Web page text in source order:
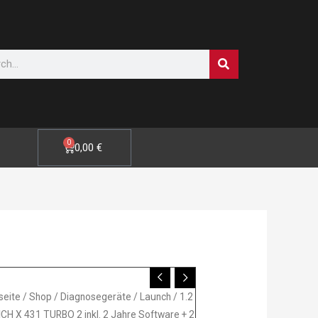
SUCHE
0,00€
0 WARENKORB
/ Shop / Diagnosegeräte / Launch / 1.2
X 431 TURBO 2 inkl. 2 Jahre Software + 2